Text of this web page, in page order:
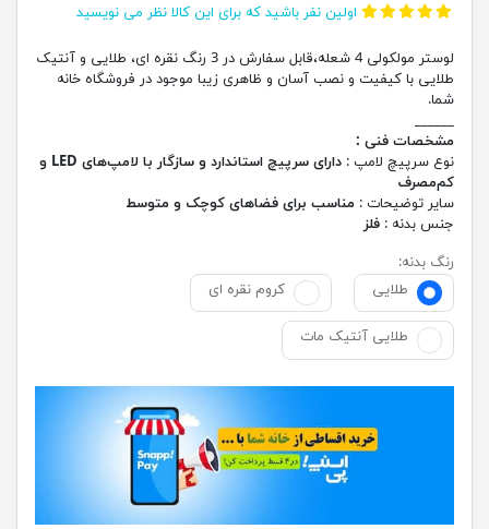
اولین نفر باشید که برای این کالا نظر می نویسید
لوستر مولکولی 4 شعله،قابل سفارش در 3 رنگ نقره ای، طلایی و آنتیک
طلایی با کیفیت و نصب آسان و ظاهری زیبا موجود در فروشگاه خانه
شما.
______
مشخصات فنی :
نوع سرپیچ لامپ :
دارای سرپیچ استاندارد و سازگار با لامپ‌های LED و
کم‌مصرف
سایر توضیحات : مناسب برای فضاهای کوچک و متوسط
جنس بدنه : فلز
رنگ بدنه:
طلایی
کروم نقره ای
طلایی آنتیک مات